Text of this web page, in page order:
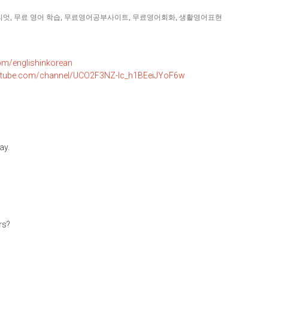
엇 , 무료 영어 학습, 무료영어공부사이트, 무료영어회화, 생활영어표현
englishinkorean
channel/UCO2F3NZ-Ic_h1BEeiJYoF6w